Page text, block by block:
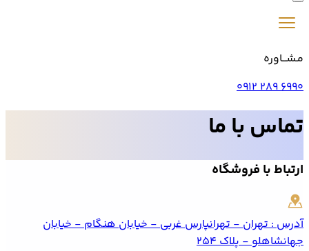
مـشـــاوره
0912 289 6990
تماس با ما
ارتباط با فروشگاه
آدرس:تهران - تهرانپارس غربی - خیابان هنگام - خیابان
جهانشاهلو - پلاک 254